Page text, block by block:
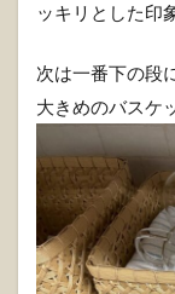
ッキリとした印
次は一番下の段
大きめのバスケ